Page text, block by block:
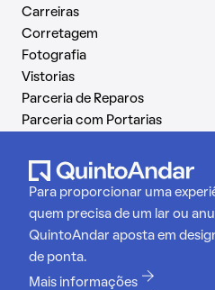
Carreiras
Corretagem
Fotografia
Vistorias
Parceria de Reparos
Parceria com Portarias
Para proporcionar uma
quem precisa de um lar ou
QuintoAndar aposta em
de ponta.
Mais informações